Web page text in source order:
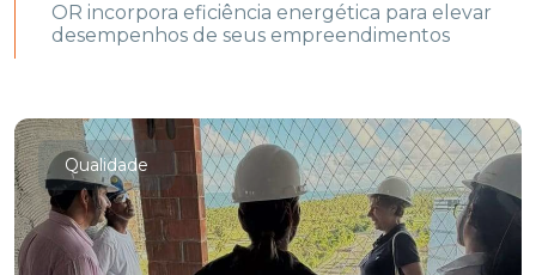
OR incorpora eficiência energética para elevar
desempenhos de seus empreendimentos
Qualidade